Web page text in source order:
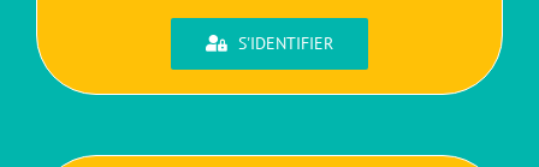
S'IDENTIFIER